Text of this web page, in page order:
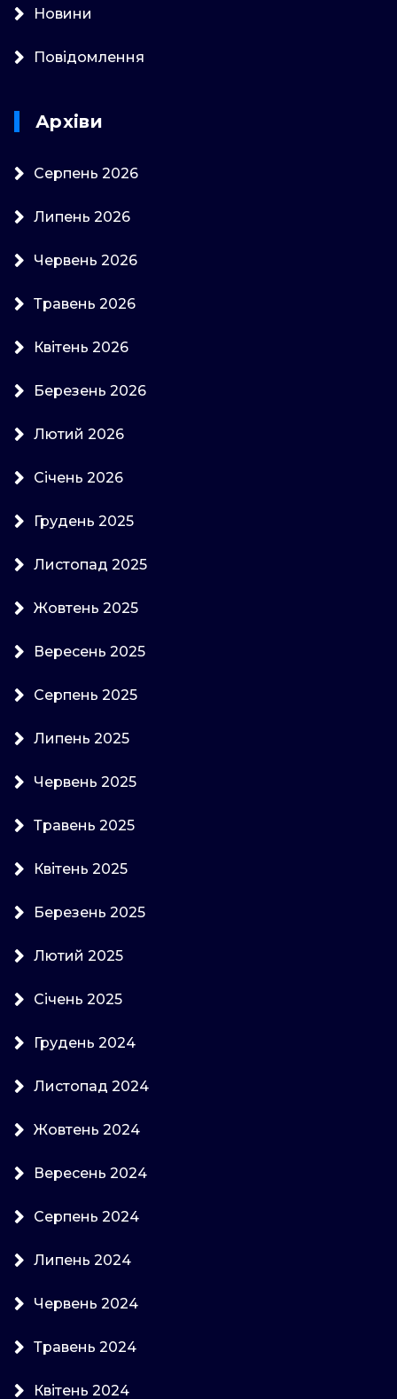
Новини
Повідомлення
Архіви
Серпень 2026
Липень 2026
Червень 2026
Травень 2026
Квітень 2026
Березень 2026
Лютий 2026
Січень 2026
Грудень 2025
Листопад 2025
Жовтень 2025
Вересень 2025
Серпень 2025
Липень 2025
Червень 2025
Травень 2025
Квітень 2025
Березень 2025
Лютий 2025
Січень 2025
Грудень 2024
Листопад 2024
Жовтень 2024
Вересень 2024
Серпень 2024
Липень 2024
Червень 2024
Травень 2024
Квітень 2024